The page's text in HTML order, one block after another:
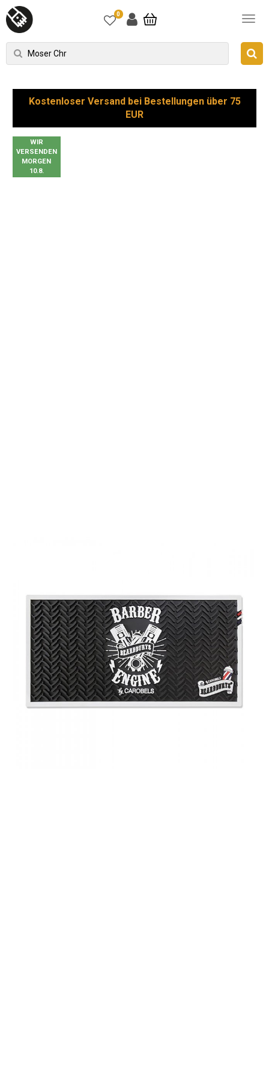
0
Kostenloser Versand bei Bestellungen über 75
EUR
WIR
VERSENDEN
MORGEN
10.8.